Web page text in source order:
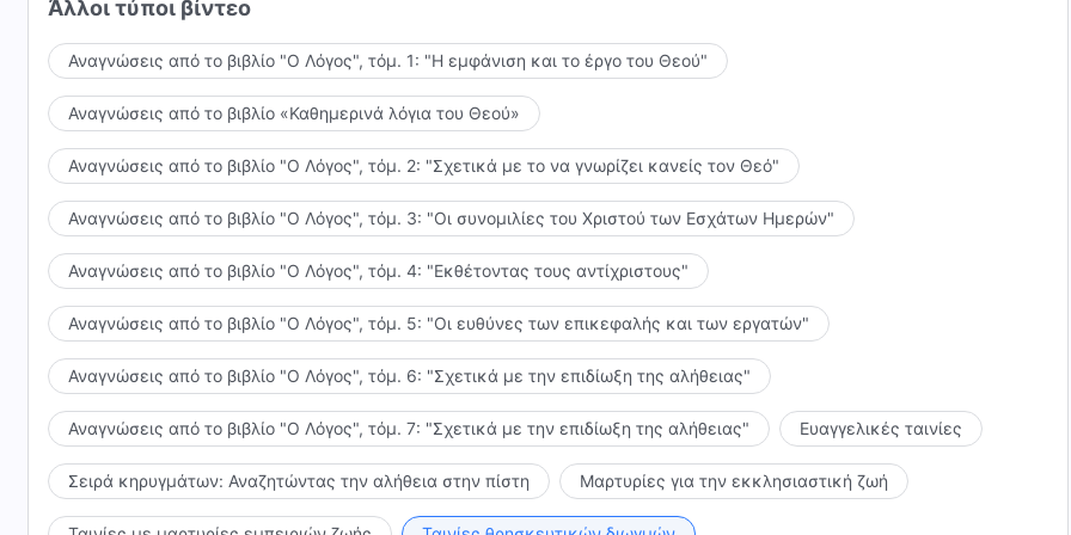
Άλλοι τύποι βίντεο
Αναγνώσεις από το βιβλίο "Ο Λόγος", τόμ. 1: "Η εμφάνιση και το έργο του Θεού"
Αναγνώσεις από το βιβλίο «Καθημερινά λόγια του Θεού»
Αναγνώσεις από το βιβλίο "Ο Λόγος", τόμ. 2: "Σχετικά με το να γνωρίζει κανείς τον Θεό"
Αναγνώσεις από το βιβλίο "Ο Λόγος", τόμ. 3: "Οι συνομιλίες του Χριστού των Εσχάτων Ημερών"
Αναγνώσεις από το βιβλίο "Ο Λόγος", τόμ. 4: "Εκθέτοντας τους αντίχριστους"
Αναγνώσεις από το βιβλίο "Ο Λόγος", τόμ. 5: "Οι ευθύνες των επικεφαλής και των εργατών"
Αναγνώσεις από το βιβλίο "Ο Λόγος", τόμ. 6: "Σχετικά με την επιδίωξη της αλήθειας"
Αναγνώσεις από το βιβλίο "Ο Λόγος", τόμ. 7: "Σχετικά με την επιδίωξη της αλήθειας" Ευαγγελικές ταινίες
Σειρά κηρυγμάτων: Αναζητώντας την αλήθεια στην πίστη Μαρτυρίες για την εκκλησιαστική ζωή